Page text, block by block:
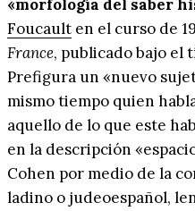
«morfología del saber
Foucault en el curso de
France, publicado bajo el
Prefigura un «nuevo
mismo tiempo quien
aquello de lo que este
en la descripción
Cohen por medio de la
ladino o judeoespañol,